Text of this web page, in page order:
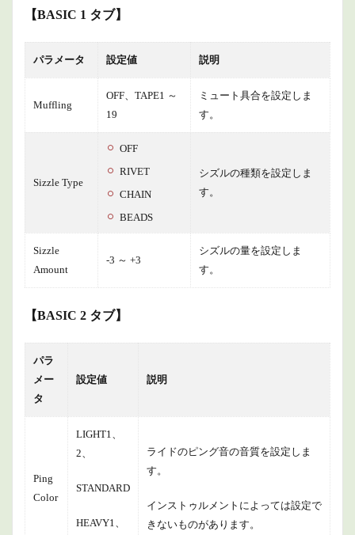
【BASIC 1 タブ】
パラメータ 設定値 説明
Muffling
OFF、TAPE1 ～
19
ミュート具合を設定しま
す。
Sizzle Type
OFF
RIVET
CHAIN
BEADS
シズルの種類を設定しま
す。
Sizzle
Amount
-3 ～ +3
シズルの量を設定しま
す。
【BASIC 2 タブ】
パラ
メー
タ
設定値 説明
Ping
Color
LIGHT1、
2、
STANDARD
HEAVY1、
ライドのピング音の音質を設定しま
す。
インストゥルメントによっては設定で
きないものがあります。